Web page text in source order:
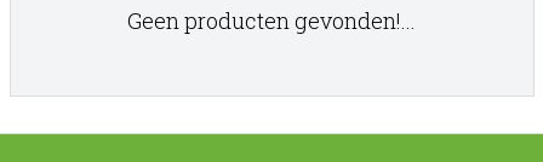
Geen producten gevonden!...